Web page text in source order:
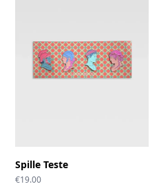
Spille Teste
€19.00